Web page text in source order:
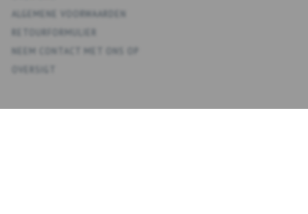
ALGEMENE VOORWAARDEN
RETOURFORMULIER
NEEM CONTACT MET ONS OP